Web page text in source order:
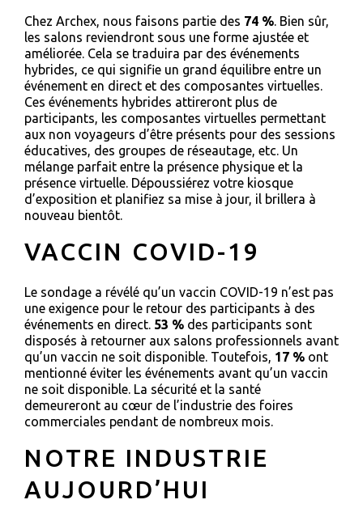
Chez Archex, nous faisons partie des 74 %. Bien sûr,
les salons reviendront sous une forme ajustée et
améliorée. Cela se traduira par des événements
hybrides, ce qui signifie un grand équilibre entre un
événement en direct et des composantes virtuelles.
Ces événements hybrides attireront plus de
participants, les composantes virtuelles permettant
aux non voyageurs d’être présents pour des sessions
éducatives, des groupes de réseautage, etc. Un
mélange parfait entre la présence physique et la
présence virtuelle. Dépoussiérez votre kiosque
d’exposition et planifiez sa mise à jour, il brillera à
nouveau bientôt.
VACCIN COVID-19
Le sondage a révélé qu’un vaccin COVID-19 n’est pas
une exigence pour le retour des participants à des
événements en direct. 53 % des participants sont
disposés à retourner aux salons professionnels avant
qu’un vaccin ne soit disponible. Toutefois, 17 % ont
mentionné éviter les événements avant qu’un vaccin
ne soit disponible. La sécurité et la santé
demeureront au cœur de l’industrie des foires
commerciales pendant de nombreux mois.
NOTRE INDUSTRIE
AUJOURD’HUI